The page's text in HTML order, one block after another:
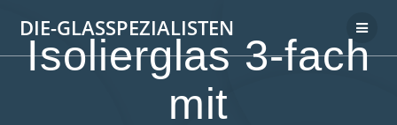
DIE-GLASSPEZIALISTEN
Isolierglas 3-fach
mit